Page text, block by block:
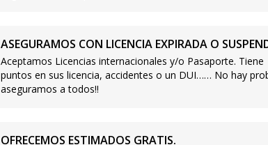
ASEGURAMOS CON LICENCIA EXPIRADA O
Aceptamos Licencias internacionales y/o Pasaporte. Tiene
puntos en sus licencia, accidentes o un DUI…… No hay
aseguramos a todos!!
OFRECEMOS ESTIMADOS GRATIS.